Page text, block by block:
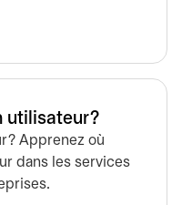
utilisateur?
Apprenez où
dans les services